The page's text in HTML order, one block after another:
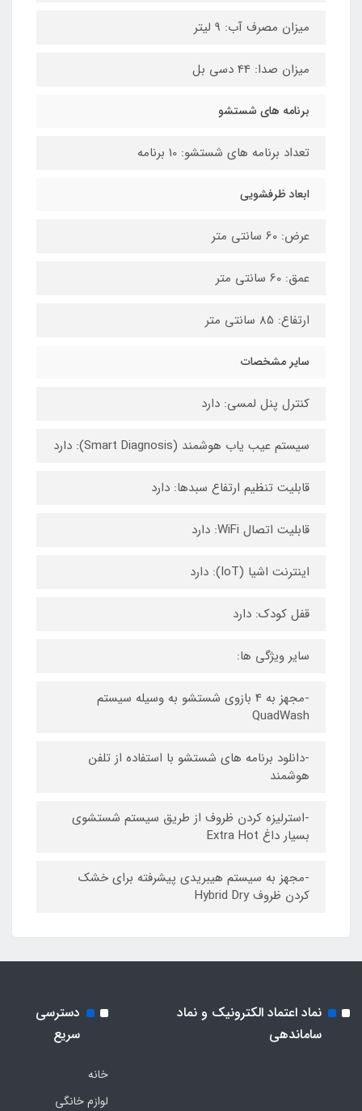
میزان مصرف آب: 9 لیتر
میزان صدا: 44 دسی بل
برنامه های شستشو
تعداد برنامه های شستشو: 10 برنامه
ابعاد ظرفشویی
عرض: 60 سانتی متر
عمق: 60 سانتی متر
ارتفاع: 85 سانتی متر
سایر مشخصات
کنترل پنل لمسی: دارد
سیستم عیب یاب هوشمند (Smart Diagnosis): دارد
قابلیت تنظیم ارتفاع سبدها: دارد
قابلیت اتصال WiFi: دارد
اینترنت اشیا (IoT): دارد
قفل کودک: دارد
سایر ویژگی ها:
-مجهز به 4 بازوی شستشو به وسیله سیستم
QuadWash
-دانلود برنامه های شستشو با استفاده از تلفن
هوشمند
-استرلیزه کردن ظروف از طریق سیستم شستشوی
بسیار داغ Extra Hot
-مجهز به سیستم هیبریدی پیشرفته برای خشک
کردن ظروف Hybrid Dry
نماد اعتماد الکترونیک و نماد
ساماندهی
دسترسی
سریع
خانه
لوازم خانگی